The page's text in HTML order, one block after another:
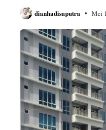
dianhadisaputra Mei